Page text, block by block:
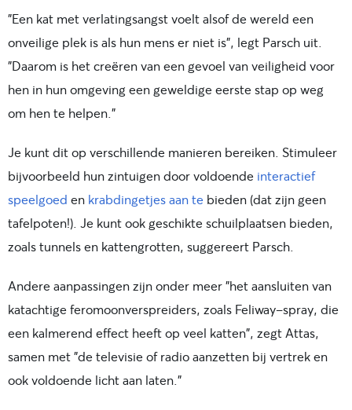
"Een kat met verlatingsangst voelt alsof de wereld een
onveilige plek is als hun mens er niet is", legt Parsch uit.
"Daarom is het creëren van een gevoel van veiligheid voor
hen in hun omgeving een geweldige eerste stap op weg
om hen te helpen."
Je kunt dit op verschillende manieren bereiken. Stimuleer
bijvoorbeeld hun zintuigen door voldoende interactief
speelgoed en krabdingetjes aan te bieden (dat zijn geen
tafelpoten!). Je kunt ook geschikte schuilplaatsen bieden,
zoals tunnels en kattengrotten, suggereert Parsch.
Andere aanpassingen zijn onder meer "het aansluiten van
katachtige feromoonverspreiders, zoals Feliway-spray, die
een kalmerend effect heeft op veel katten", zegt Attas,
samen met "de televisie of radio aanzetten bij vertrek en
ook voldoende licht aan laten."